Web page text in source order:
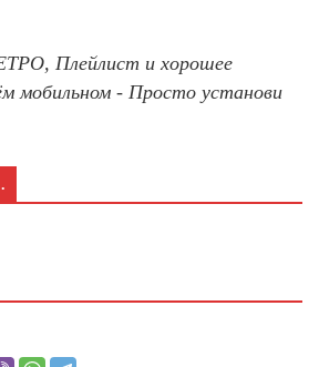
Плейлист и хорошее
мобильном - Просто установи